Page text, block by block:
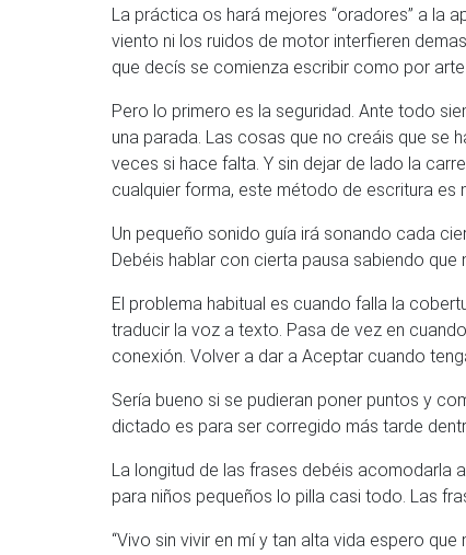
La práctica os hará mejores “oradores” a la
viento ni los ruidos de motor interfieren
que decís se comienza escribir como por
Pero lo primero es la seguridad. Ante todo
una parada. Las cosas que no creáis que se
veces si hace falta. Y sin dejar de lado la
cualquier forma, este método de escritura es
Un pequeño sonido guía irá sonando cada
Debéis hablar con cierta pausa sabiendo que
El problema habitual es cuando falla la
traducir la voz a texto. Pasa de vez en
conexión. Volver a dar a Aceptar cuando
Sería bueno si se pudieran poner puntos y
dictado es para ser corregido más tarde
La longitud de las frases debéis acomodarla
para niños pequeños lo pilla casi todo. Las
“Vivo sin vivir en mí y tan alta vida espero